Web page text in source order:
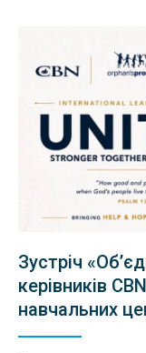
Зустріч
керівників
навчальних